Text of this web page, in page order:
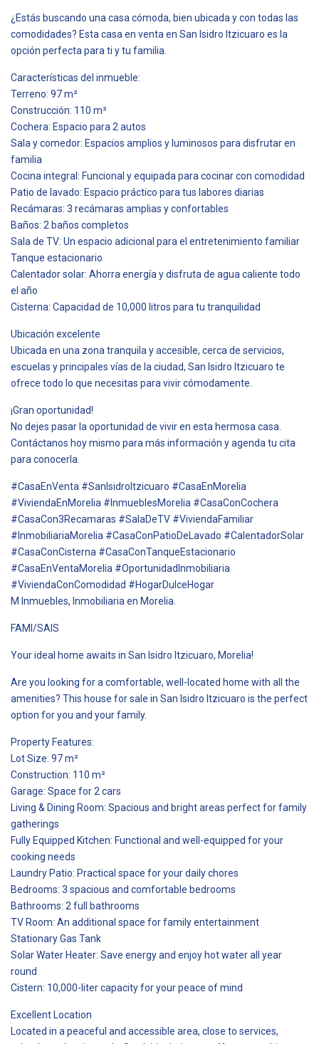
¿Estás buscando una casa cómoda, bien ubicada y con todas las
comodidades? Esta casa en venta en San Isidro Itzicuaro es la
opción perfecta para ti y tu familia.
Características del inmueble:
Terreno: 97 m²
Construcción: 110 m²
Cochera: Espacio para 2 autos
Sala y comedor: Espacios amplios y luminosos para disfrutar en
familia
Cocina integral: Funcional y equipada para cocinar con comodidad
Patio de lavado: Espacio práctico para tus labores diarias
Recámaras: 3 recámaras amplias y confortables
Baños: 2 baños completos
Sala de TV: Un espacio adicional para el entretenimiento familiar
Tanque estacionario
Calentador solar: Ahorra energía y disfruta de agua caliente todo
el año
Cisterna: Capacidad de 10,000 litros para tu tranquilidad
Ubicación excelente
Ubicada en una zona tranquila y accesible, cerca de servicios,
escuelas y principales vías de la ciudad, San Isidro Itzicuaro te
ofrece todo lo que necesitas para vivir cómodamente.
¡Gran oportunidad!
No dejes pasar la oportunidad de vivir en esta hermosa casa.
Contáctanos hoy mismo para más información y agenda tu cita
para conocerla.
#CasaEnVenta #SanIsidroItzicuaro #CasaEnMorelia
#ViviendaEnMorelia #InmueblesMorelia #CasaConCochera
#CasaCon3Recamaras #SalaDeTV #ViviendaFamiliar
#InmobiliariaMorelia #CasaConPatioDeLavado #CalentadorSolar
#CasaConCisterna #CasaConTanqueEstacionario
#CasaEnVentaMorelia #OportunidadInmobiliaria
#ViviendaConComodidad #HogarDulceHogar
M Inmuebles, Inmobiliaria en Morelia.
FAMI/SAIS
Your ideal home awaits in San Isidro Itzicuaro, Morelia!
Are you looking for a comfortable, well-located home with all the
amenities? This house for sale in San Isidro Itzicuaro is the perfect
option for you and your family.
Property Features:
Lot Size: 97 m²
Construction: 110 m²
Garage: Space for 2 cars
Living & Dining Room: Spacious and bright areas perfect for family
gatherings
Fully Equipped Kitchen: Functional and well-equipped for your
cooking needs
Laundry Patio: Practical space for your daily chores
Bedrooms: 3 spacious and comfortable bedrooms
Bathrooms: 2 full bathrooms
TV Room: An additional space for family entertainment
Stationary Gas Tank
Solar Water Heater: Save energy and enjoy hot water all year
round
Cistern: 10,000-liter capacity for your peace of mind
Excellent Location
Located in a peaceful and accessible area, close to services,